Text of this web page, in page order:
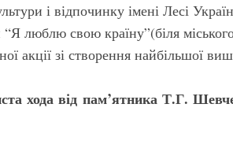
і відпочинку імені Лесі
“Я люблю свою країну”(біля
акції зі створення найбільшої
хода від пам’ятника Т.Г.